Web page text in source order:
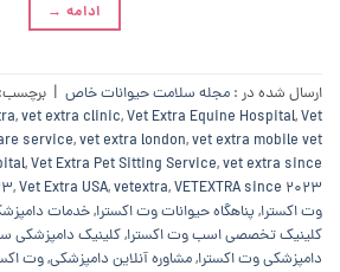
ادامه →
ارسال شده در : مجله سلامت حیوانات خاص | برچسب:
,vet extra clinic,Vet Extra Equine Hospital,Vet
service,vet extra london,vet extra mobile vet
,Vet Extra Pet Sitting Service,vet extra since
,Vet Extra USA,vetextra,VETEXTRA since 2023
وت اکسترا,پناهگاه حیوانات وت اکسترا,خدمات
کلینیک تخصصی اسب وت اکسترا,کلینیک دامپزشکی
دامپزشکی وت اکسترا,مشاوره آنلاین دامپزشکی,وت